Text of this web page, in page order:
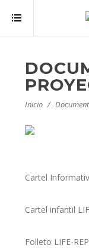
Inicio
Cartel
Cartel infantil
Folleto LIFE-